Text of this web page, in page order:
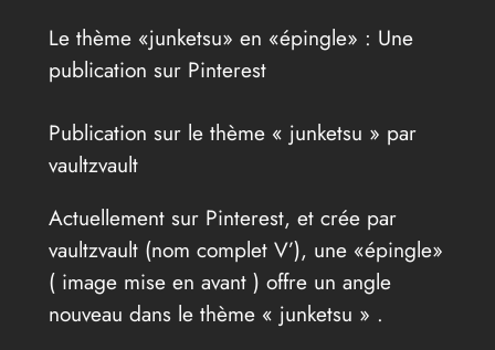
Le thème «junketsu» en «épingle» : Une
publication sur Pinterest
Publication sur le thème « junketsu » par
vaultzvault
Actuellement sur Pinterest, et crée par
vaultzvault (nom complet V’), une «épingle»
( image mise en avant ) offre un angle
nouveau dans le thème « junketsu » .